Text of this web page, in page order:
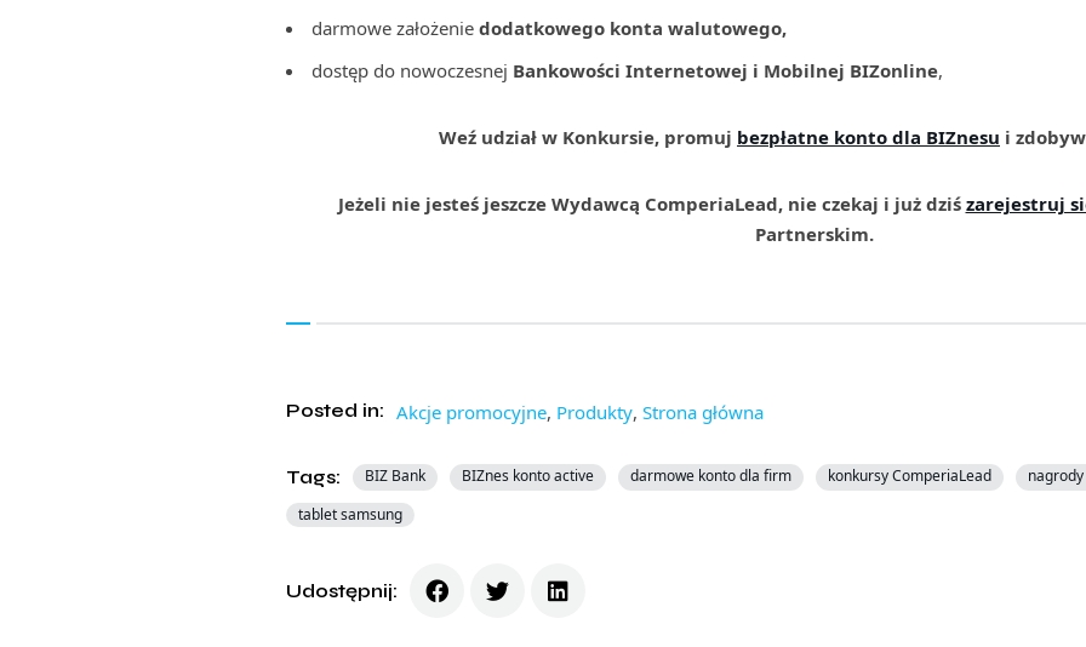
darmowe założeniedodatkowego konta walutowego,
dostęp do nowoczesnej Bankowości Internetowej i Mobilnej BIZonline,
Weź udział w Konkursie, promuj bezpłatne konto dla BIZnesu i
Jeżeli nie jesteś jeszcze Wydawcą ComperiaLead, nie czekaj i już dziś zarejestruj
Partnerskim.
Posted in: Akcje promocyjne, Produkty, Strona główna
Tags: BIZ Bank BIZnes konto active darmowe konto dla firm konkursy ComperiaLead
tablet samsung
Udostępnij: